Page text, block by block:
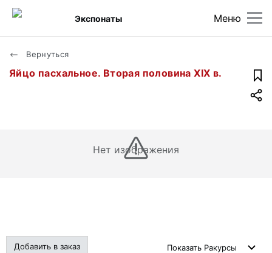
Меню
Экспонаты
Вернуться
Яйцо пасхальное. Вторая половина XIX в.
Нет изображения
Добавить в заказ Показать Ракурсы